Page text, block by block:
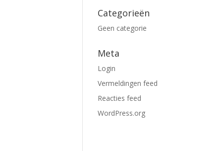
Categorieën
Geen categorie
Meta
Login
Vermeldingen feed
Reacties feed
WordPress.org